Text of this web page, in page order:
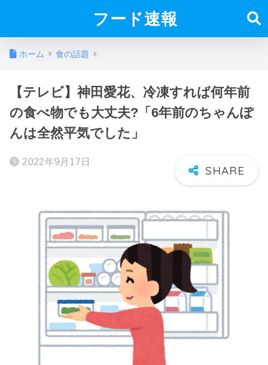
フード速報
ホーム 食の話題
【テレビ】神田愛花、冷凍すれば何年前
の食べ物でも大丈夫?「6年前のちゃんぽ
んは全然平気でした」
2022年9月17日